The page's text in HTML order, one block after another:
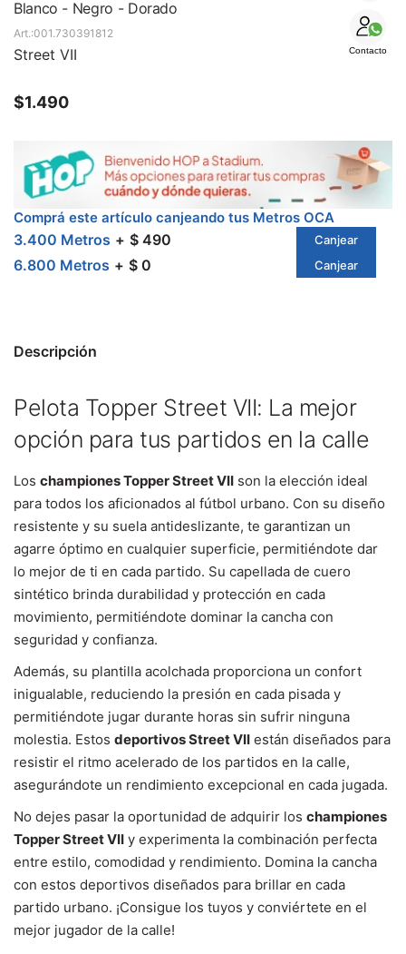
Blanco - Negro - Dorado
Contacto
001.730391812
Street VII
$1.490
Comprá este artículo canjeando tus Metros OCA
3.400 Metros $ 490 Canjear
6.800 Metros $ 0 Canjear
Descripción
Pelota Topper Street VII: La mejor
opción para tus partidos en la calle
Los championes Topper Street VII son la elección ideal
para todos los aficionados al fútbol urbano. Con su diseño
resistente y su suela antideslizante, te garantizan un
agarre óptimo en cualquier superficie, permitiéndote dar
lo mejor de ti en cada partido. Su capellada de cuero
sintético brinda durabilidad y protección en cada
movimiento, permitiéndote dominar la cancha con
seguridad y confianza.
Además, su plantilla acolchada proporciona un confort
inigualable, reduciendo la presión en cada pisada y
permitiéndote jugar durante horas sin sufrir ninguna
molestia. Estos deportivos Street VII están diseñados para
resistir el ritmo acelerado de los partidos en la calle,
asegurándote un rendimiento excepcional en cada jugada.
No dejes pasar la oportunidad de adquirir los championes
Topper Street VII y experimenta la combinación perfecta
entre estilo, comodidad y rendimiento. Domina la cancha
con estos deportivos diseñados para brillar en cada
partido urbano. ¡Consigue los tuyos y conviértete en el
mejor jugador de la calle!